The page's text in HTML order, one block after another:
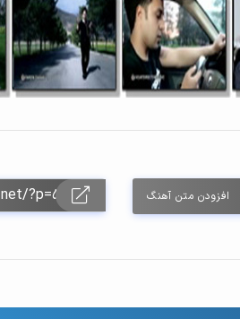
افزودن متن آهنگ